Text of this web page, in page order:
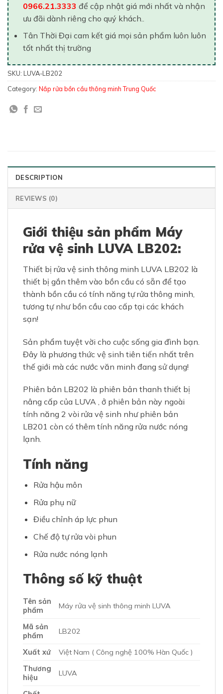
0966.21.3333 để cập nhật giá mới nhất và nhận
ưu đãi dành riêng cho quý khách..
Tân Thời Đại cam kết giá mọi sản phẩm luôn luôn
tốt nhất thị trường
SKU: LUVA-LB202
Category: Nắp rửa bồn cầu thông minh Trung Quốc
DESCRIPTION
REVIEWS (0)
Giới thiệu sản phẩm Máy
rửa vệ sinh LUVA LB202:
Thiết bị rửa vệ sinh thông minh LUVA LB202 là
thiết bị gắn thêm vào bồn cầu có sẵn để tạo
thành bồn cầu có tính năng tự rửa thông minh,
tương tự như bồn cầu cao cấp tại các khách
sạn!
Sản phẩm tuyệt vời cho cuộc sống gia đình bạn.
Đây là phương thức vệ sinh tiên tiến nhất trên
thế giới mà các nước văn minh đang sử dụng!
Phiên bản LB202 là phiên bản thanh thiết bị
nâng cấp của LUVA , ở phiên bản này ngoài
tính năng 2 vòi rửa vệ sinh như phiên bản
LB201 còn có thêm tính năng rửa nước nóng
lạnh.
Tính năng
Rửa hậu môn
Rửa phụ nữ
Điều chỉnh áp lực phun
Chế độ tự rửa vòi phun
Rửa nước nóng lạnh
Thông số kỹ thuật
Tên sản
phẩm
Máy rửa vệ sinh thông minh LUVA
Mã sản
phẩm
LB202
Xuất xứ
Việt Nam ( Công nghệ 100% Hàn Quốc )
Thương
hiệu
LUVA